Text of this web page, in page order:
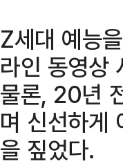
Z세대 예능
라인 동영상
물론, 20년
며 신선하게
을 짚었다.